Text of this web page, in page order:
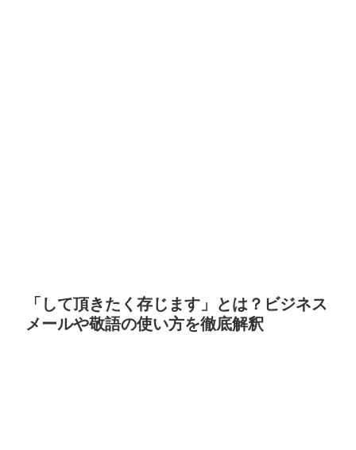
「して頂きたく存じます」とは？ビジネス
メールや敬語の使い方を徹底解釈